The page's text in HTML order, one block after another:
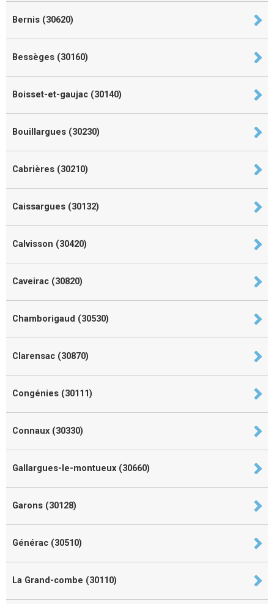
Bernis (30620)
Bessèges (30160)
Boisset-et-gaujac (30140)
Bouillargues (30230)
Cabrières (30210)
Caissargues (30132)
Calvisson (30420)
Caveirac (30820)
Chamborigaud (30530)
Clarensac (30870)
Congénies (30111)
Connaux (30330)
Gallargues-le-montueux (30660)
Garons (30128)
Générac (30510)
La Grand-combe (30110)